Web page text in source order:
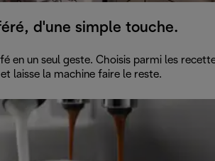
d'une simple touche.
en un seul geste. Choisis parmi les
laisse la machine faire le reste.